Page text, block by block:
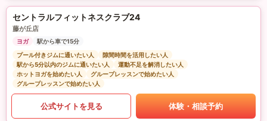
セントラルフィットネスクラブ24
藤が丘店
ヨガ
駅から車で15分
プール付きジムに通いたい人
隙間時間を活用したい人
駅から5分以内のジムに通いたい人
運動不足を解消したい人
ホットヨガを始めたい人
グループレッスンで始めたい人
グループレッスンで始めたい人
公式サイトを見る 体験・相談予約